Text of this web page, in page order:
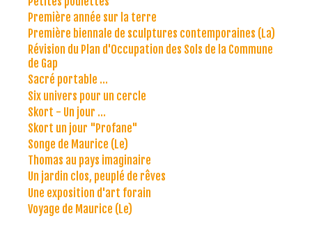
Première année sur la terre
Première biennale de sculptures contemporaines (La)
Révision du Plan d'Occupation des Sols de la Commune
de Gap
Sacré portable ...
Six univers pour un cercle
Skort - Un jour ...
Skort un jour "Profane"
Songe de Maurice (Le)
Thomas au pays imaginaire
Un jardin clos, peuplé de rêves
Une exposition d'art forain
Voyage de Maurice (Le)